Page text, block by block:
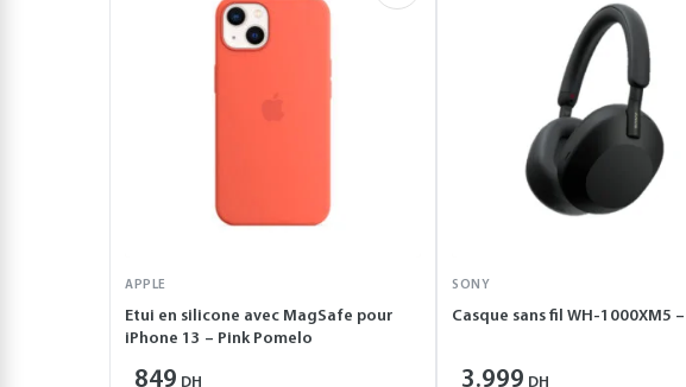
APPLE
Etui en silicone avec MagSafe pour
iPhone 13 – Pink Pomelo
849 DH
SONY
Casque sans fil WH-1000XM5
3.999 DH